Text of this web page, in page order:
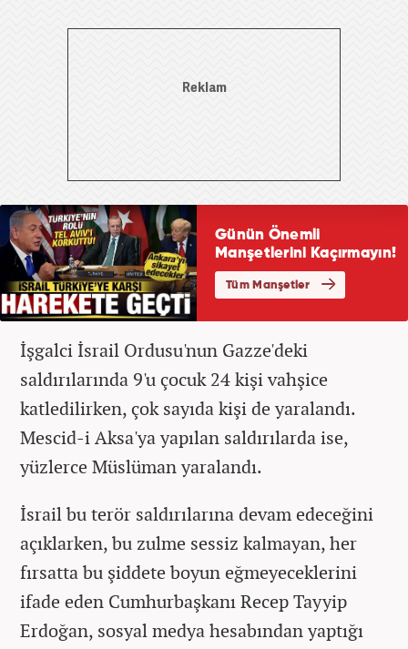
İşgalci İsrail Ordusu'nun Gazze'deki
saldırılarında 9'u çocuk 24 kişi vahşice
katledilirken, çok sayıda kişi de yaralandı.
Mescid-i Aksa'ya yapılan saldırılarda ise,
yüzlerce Müslüman yaralandı.
İsrail bu terör saldırılarına devam edeceğini
açıklarken, bu zulme sessiz kalmayan, her
fırsatta bu şiddete boyun eğmeyeceklerini
ifade eden Cumhurbaşkanı Recep Tayyip
Erdoğan, sosyal medya hesabından yaptığı